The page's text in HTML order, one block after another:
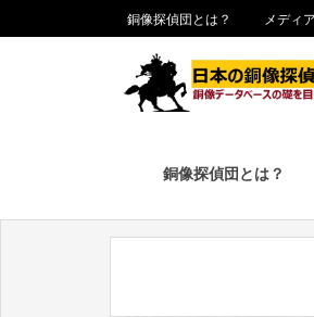
銅像探偵団とは？ メディ
銅像探偵団とは？